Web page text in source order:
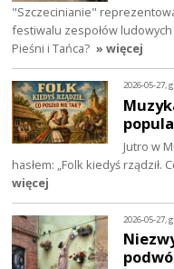
"Szczecinianie"
festiwalu zespołów ludowych
Pieśni i Tańca? » więcej
2026-05-27,
Jutro w
hasłem: „Folk kiedyś rządził.
więcej
2026-05-27,